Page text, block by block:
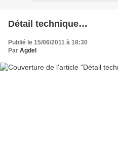
Détail technique…
Publié le 15/06/2011 à 18:30
Par Agdel